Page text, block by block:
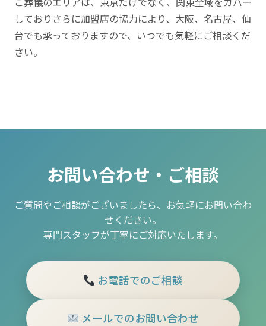
しておりさらに加盟店の協力により、大阪、名古屋、仙
台でも承っておりますので、いつでも気軽にご相談くだ
さい。
お問い合わせ・ご相談
ご質問やご相談がございましたら、お気軽にお問い合わ
せください。
専門スタッフが丁寧にご対応いたします。
お電話でのご相談
メールでのお問い合わせ